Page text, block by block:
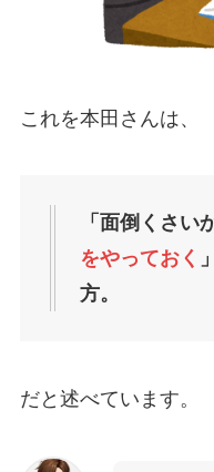
これを本田さんは、
「面倒くさい
をやっておく
方。
だと述べています。